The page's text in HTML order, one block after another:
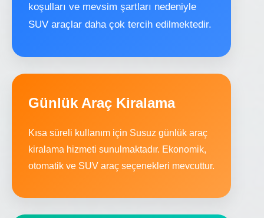
koşulları ve mevsim şartları nedeniyle
SUV araçlar daha çok tercih edilmektedir.
Günlük Araç Kiralama
Kısa süreli kullanım için Susuz günlük araç
kiralama hizmeti sunulmaktadır. Ekonomik,
otomatik ve SUV araç seçenekleri mevcuttur.